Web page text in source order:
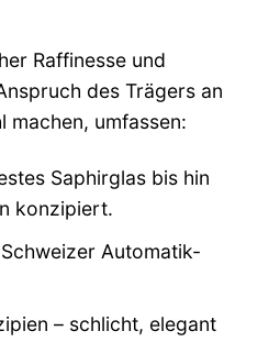
Raffinesse und
des Trägers an
machen, umfassen:
Saphirglas bis hin
konzipiert.
Automatik-
– schlicht, elegant